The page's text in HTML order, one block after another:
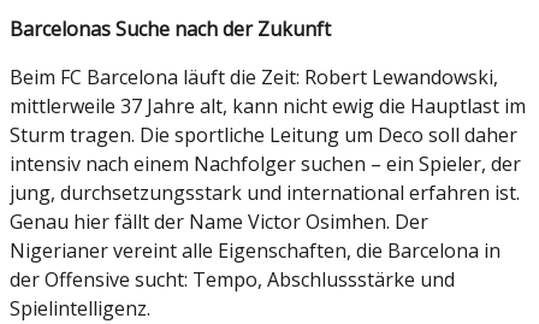
Barcelonas Suche nach der Zukunft
Beim FC Barcelona läuft die Zeit: Robert Lewandowski,
mittlerweile 37 Jahre alt, kann nicht ewig die Hauptlast im
Sturm tragen. Die sportliche Leitung um Deco soll daher
intensiv nach einem Nachfolger suchen – ein Spieler, der
jung, durchsetzungsstark und international erfahren ist.
Genau hier fällt der Name Victor Osimhen. Der
Nigerianer vereint alle Eigenschaften, die Barcelona in
der Offensive sucht: Tempo, Abschlussstärke und
Spielintelligenz.